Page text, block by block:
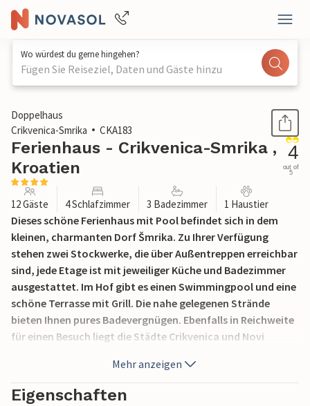
Wo würdest du gerne hingehen?
Fügen Sie Reiseziel, Daten und Gäste hinzu
1 / 54
Doppelhaus
Crikvenica-Smrika
CKA183
Ferienhaus - Crikvenica-Smrika ,
Kroatien
4
out of
5
12 Gäste 4 Schlafzimmer 3 Badezimmer 1 Haustier
Dieses schöne Ferienhaus mit Pool befindet sich in dem
kleinen, charmanten Dorf Šmrika. Zu Ihrer Verfügung
stehen zwei Stockwerke, die über Außentreppen erreichbar
sind, jede Etage ist mit jeweiliger Küche und Badezimmer
ausgestattet. Im Hof gibt es einen Swimmingpool und eine
schöne Terrasse mit Grill. Die nahe gelegenen Strände
bieten Ihnen pures Badevergnügen. Ebenfalls in Reichweite
für einen Besuch liegt die Städte Crikvenica und Novi
3 Destinationen sind während der Sommertage reich an
Veranstaltungen.
Mehr anzeigen
Eigenschaften